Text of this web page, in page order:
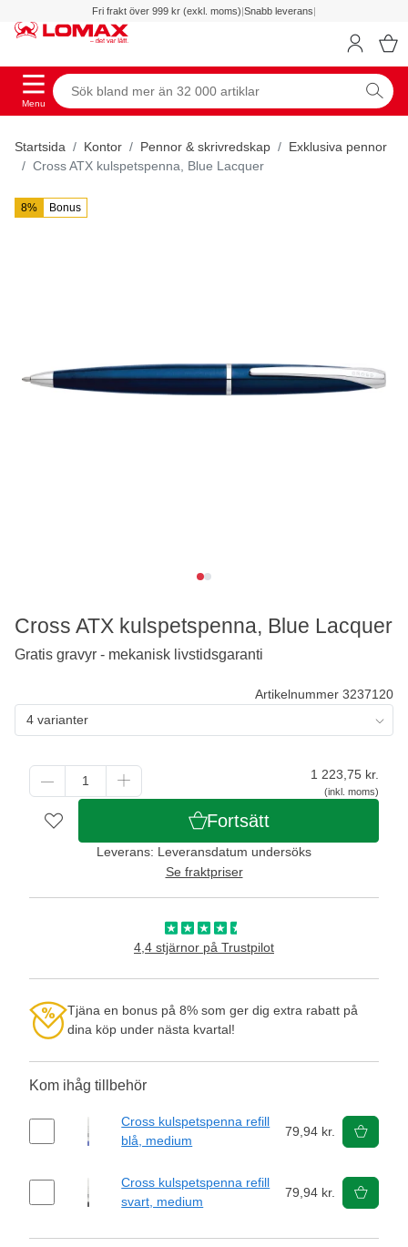
Fri frakt över 999 kr (exkl. moms)|Snabb leverans|
Menu
Startsida Kontor Pennor & skrivredskap
Exklusiva pennor
Cross ATX kulspetspenna, Blue Lacquer
8% Bonus
Artikelnummer 3237120
4 varianter
1 223,75 kr.
(inkl. moms)
Fortsätt
Leverans: Leveransdatum undersöks
Se fraktpriser
4,4 stjärnor på Trustpilot
Tjäna en bonus på 8% som ger dig extra rabatt på
dina köp under nästa kvartal!
Kom ihåg tillbehör
Cross kulspetspenna refill
blå, medium
79,94 kr.
Cross kulspetspenna refill
svart, medium
79,94 kr.
Cross ATX kulspetspenna, Blue Lacquer
Gratis gravyr - mekanisk livstidsgaranti